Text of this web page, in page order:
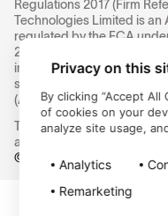
Regulations 2017 (Firm
Technologies Limited is an
regulated by the FCA
2017 (Firm Reference
institution registered in
supervision of the Autorité
(ACPR)
This is Trustly Group's
access our
©
Trustly Group AB
Privacy on this
By clicking “Accept
of cookies on your
analyze site usage,
Analytics
Remarketing